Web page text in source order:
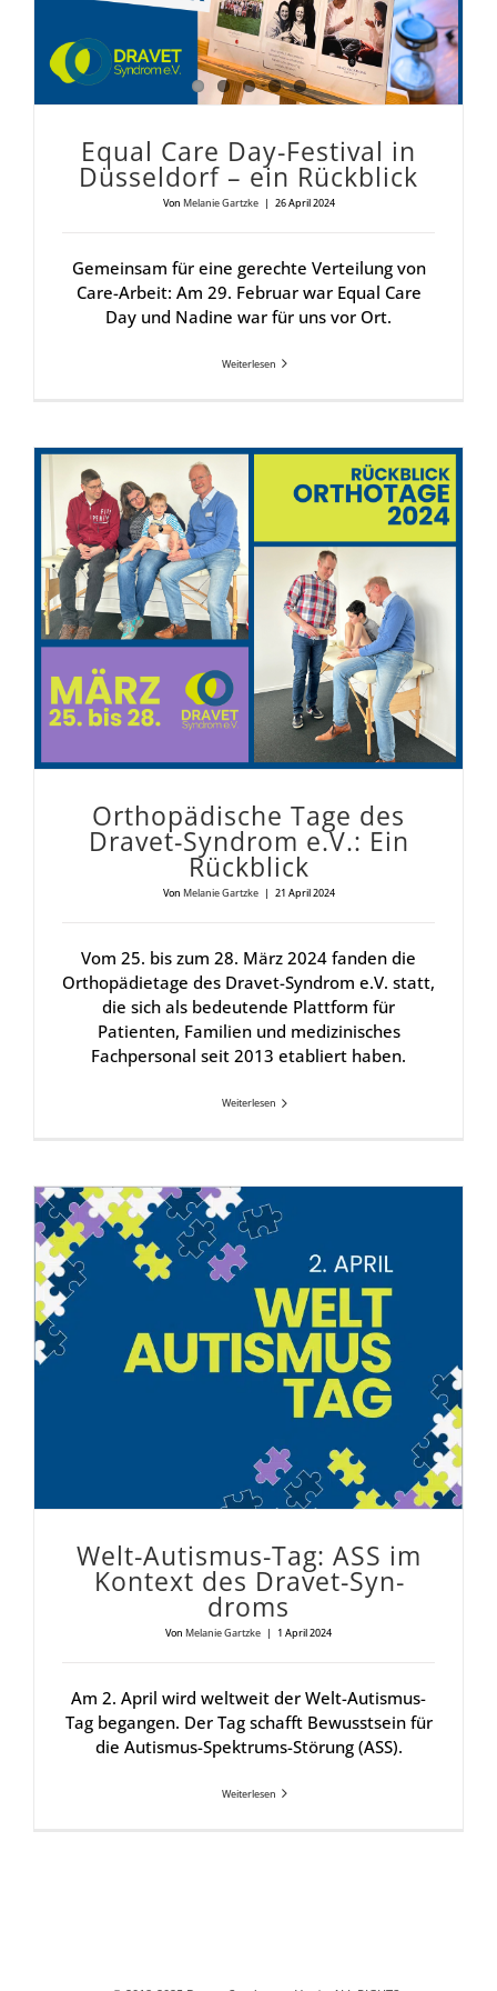
Equal Care Day-Fes­ti­val in
Düs­sel­dorf – ein Rück­blick
Von Melanie Gartzke | 26 April 2024
Gemeinsam für eine gerechte Verteilung von
Care-Arbeit: Am 29. Februar war Equal Care
Day und Nadine war für uns vor Ort.
Weiterlesen
Ortho­pä­di­sche Tage des
Dra­vet-Syn­drom e.V.: Ein
Rück­blick
Von Melanie Gartzke | 21 April 2024
Vom 25. bis zum 28. März 2024 fanden die
Orthopädietage des Dravet-Syndrom e.V. statt,
die sich als bedeutende Plattform für
Patienten, Familien und medizinisches
Fachpersonal seit 2013 etabliert haben.
Weiterlesen
Welt-Autis­mus-Tag: ASS im
Kon­text des Dra­vet-Syn­
droms
Von Melanie Gartzke | 1 April 2024
Am 2. April wird weltweit der Welt-Autismus-
Tag begangen. Der Tag schafft Bewusstsein für
die Autismus-Spektrums-Störung (ASS).
Weiterlesen